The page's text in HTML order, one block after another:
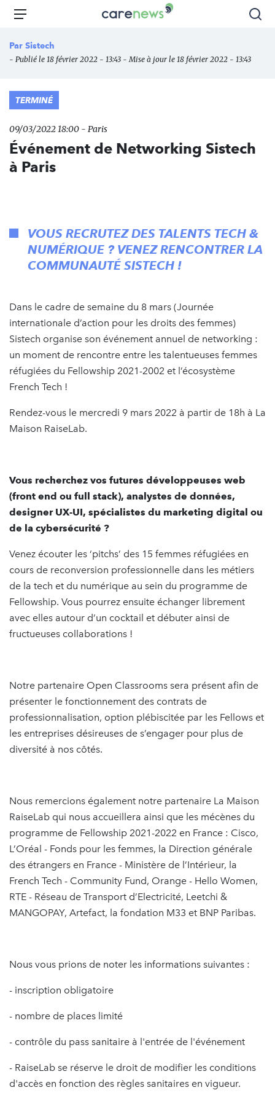
Aller
principal
Carenews,
des
Menu
Par Sistech
- Publié le 18 février 2022 - 13:43 - Mise à jour le 18 février 2022 - 13:43
TERMINÉ
09/03/2022 18:00 - Paris
Événement de Networking Sistech
à Paris
VOUS RECRUTEZ DES TALENTS TECH &
NUMÉRIQUE ? VENEZ RENCONTRER LA
COMMUNAUTÉ SISTECH !
Dans le cadre de semaine du 8 mars (Journée
internationale d’action pour les droits des femmes)
Sistech organise son événement annuel de networking :
un moment de rencontre entre les talentueuses femmes
réfugiées du Fellowship 2021-2002 et l’écosystème
French Tech !
Rendez-vous le mercredi 9 mars 2022 à partir de 18h à La
Maison RaiseLab.
Vous recherchez vos futures développeuses web
(front end ou full stack), analystes de données,
designer UX-UI, spécialistes du marketing digital ou
de la cybersécurité ?
Venez écouter les ‘pitchs’ des 15 femmes réfugiées en
cours de reconversion professionnelle dans les métiers
de la tech et du numérique au sein du programme de
Fellowship. Vous pourrez ensuite échanger librement
avec elles autour d’un cocktail et débuter ainsi de
fructueuses collaborations !
Notre partenaire Open Classrooms sera présent afin de
présenter le fonctionnement des contrats de
professionnalisation, option plébiscitée par les Fellows et
les entreprises désireuses de s’engager pour plus de
diversité à nos côtés.
Nous remercions également notre partenaire La Maison
RaiseLab qui nous accueillera ainsi que les mécènes du
programme de Fellowship 2021-2022 en France : Cisco,
L’Oréal - Fonds pour les femmes, la Direction générale
des étrangers en France - Ministère de l’Intérieur, la
French Tech - Community Fund, Orange - Hello Women,
RTE - Réseau de Transport d’Electricité, Leetchi &
MANGOPAY, Artefact, la fondation M33 et BNP Paribas.
Nous vous prions de noter les informations suivantes :
- inscription obligatoire
- nombre de places limité
- contrôle du pass sanitaire à l'entrée de l'événement
- RaiseLab se réserve le droit de modifier les conditions
d'accès en fonction des règles sanitaires en vigueur.